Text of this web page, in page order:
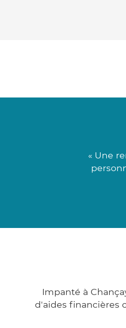
« Une
Impanté à
d'aides financières